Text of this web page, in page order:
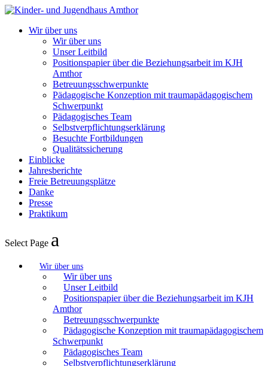
Wir über uns
Wir über uns
Unser Leitbild
Positionspapier über die Beziehungsarbeit im KJH
Amthor
Betreuungsschwerpunkte
Pädagogische Konzeption mit traumapädagogischem
Schwerpunkt
Pädagogisches Team
Selbstverpflichtungserklärung
Besuchte Fortbildungen
Qualitätssicherung
Einblicke
Jahresberichte
Freie Betreuungsplätze
Danke
Presse
Praktikum
Select Page
Wir über uns
Wir über uns
Unser Leitbild
Positionspapier über die Beziehungsarbeit im KJH
Amthor
Betreuungsschwerpunkte
Pädagogische Konzeption mit traumapädagogischem
Schwerpunkt
Pädagogisches Team
Selbstverpflichtungserklärung